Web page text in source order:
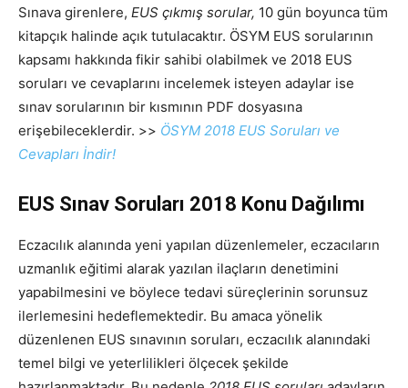
Sınava girenlere, EUS çıkmış sorular, 10 gün boyunca tüm
kitapçık halinde açık tutulacaktır. ÖSYM EUS sorularının
kapsamı hakkında fikir sahibi olabilmek ve 2018 EUS
soruları ve cevaplarını incelemek isteyen adaylar ise
sınav sorularının bir kısmının PDF dosyasına
erişebileceklerdir. >> ÖSYM 2018 EUS Soruları ve
Cevapları İndir!
EUS Sınav Soruları 2018 Konu Dağılımı
Eczacılık alanında yeni yapılan düzenlemeler, eczacıların
uzmanlık eğitimi alarak yazılan ilaçların denetimini
yapabilmesini ve böylece tedavi süreçlerinin sorunsuz
ilerlemesini hedeflemektedir. Bu amaca yönelik
düzenlenen EUS sınavının soruları, eczacılık alanındaki
temel bilgi ve yeterlilikleri ölçecek şekilde